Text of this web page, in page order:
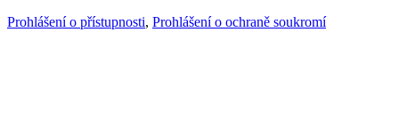
Prohlášení o přístupnosti, Prohlášení o ochraně soukromí